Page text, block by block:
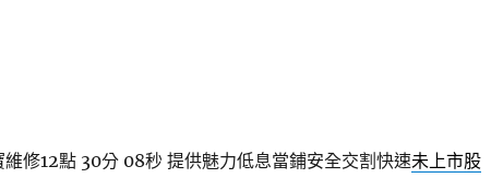
維修12點 30分 08秒提供魅力低息當鋪安全交割快速未上市股